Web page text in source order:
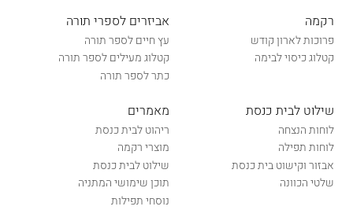
רקמה
פרוכות לארון קודש
קטלוג כיסוי לבימה
אביזרים לספרי תורה
עץ חיים לספר תורה
קטלוג מעילים לספר תורה
כתר לספר תורה
שילוט לבית כנסת
לוחות הנצחה
לוחות תפילה
אבזור וקישוט בית כנסת
שלטי הכוונה
מאמרים
ריהוט לבית כנסת
מוצרי רקמה
שילוט לבית כנסת
תוכן שימושי המתניה
נוסחי תפילות